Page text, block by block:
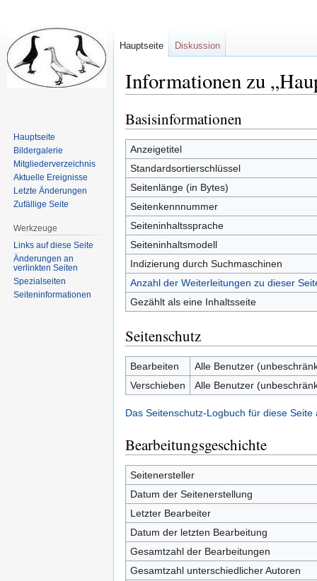
Informationen zu
Zur
Navigation
springen
Zur
Suche
springen
Basisinformationen
Anzeigetitel
Standardsortierschlüssel
Seitenlänge (in Bytes)
Seitenkennnummer
Seiteninhaltssprache
Seiteninhaltsmodell
Indizierung durch Suchmaschinen
Anzahl der Weiterleitungen zu dieser
Gezählt als eine Inhaltsseite
Seitenschutz
Bearbeiten
Alle Benutzer
Verschieben
Alle Benutzer
Das Seitenschutz-Logbuch für diese Seite
Bearbeitungsgeschichte
Seitenersteller
Datum der Seitenerstellung
Letzter Bearbeiter
Datum der letzten Bearbeitung
Gesamtzahl der Bearbeitungen
Gesamtzahl unterschiedlicher Autoren
Hauptseite Diskussion
Hauptseite
Bildergalerie
Mitgliederverzeichnis
Aktuelle Ereignisse
Letzte Änderungen
Zufällige Seite
Werkzeuge
Links auf diese Seite
Änderungen an
verlinkten Seiten
Spezialseiten
Seiten­informationen